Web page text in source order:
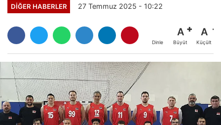
DIĞER HABERLER 27 Temmuz 2025 - 10:22
Dinle
A
Büyüt
A
Küçült